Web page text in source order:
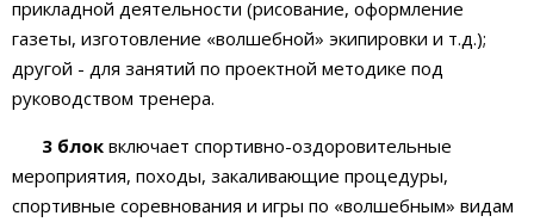
прикладной деятельности (рисование, оформление
газеты, изготовление «волшебной» экипировки и т.д.);
другой - для занятий по проектной методике под
руководством тренера.
3 блок включает спортивно-оздоровительные
мероприятия, походы, закаливающие процедуры,
спортивные соревнования и игры по «волшебным» видам